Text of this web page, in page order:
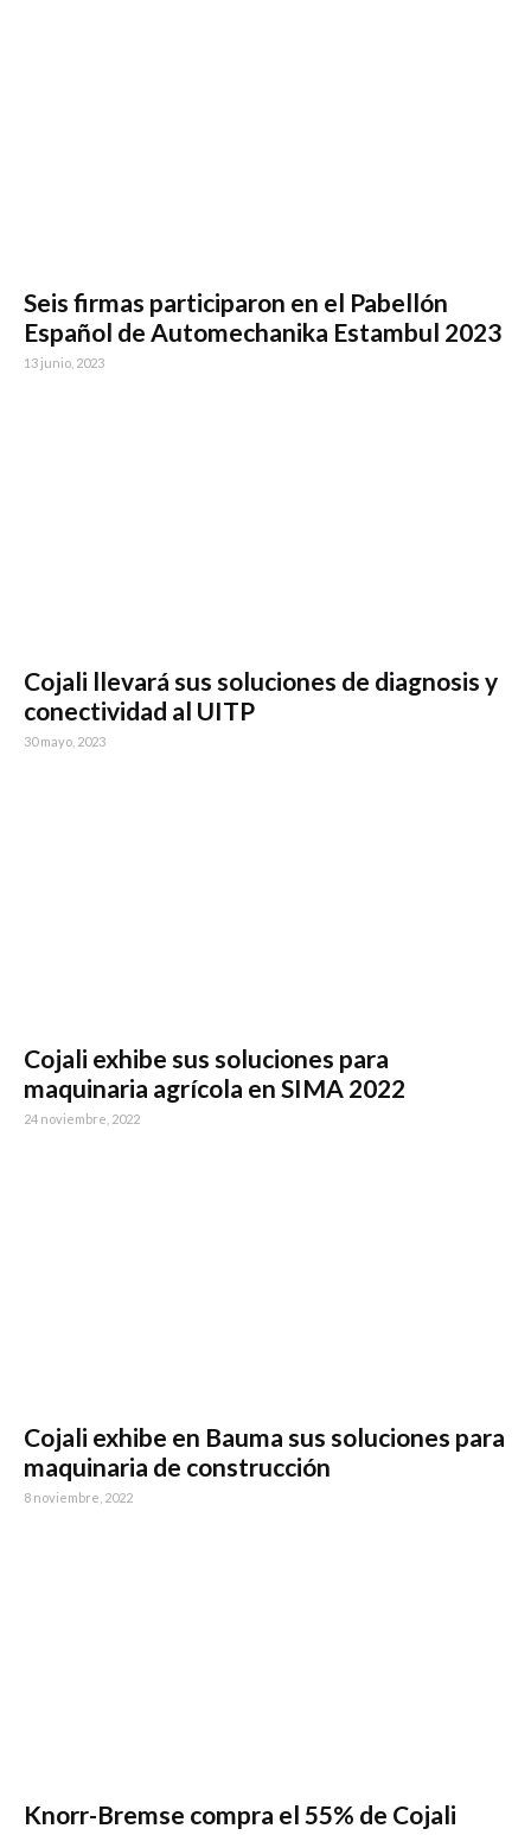
Seis firmas participaron en el Pabellón
Español de Automechanika Estambul 2023
13 junio, 2023
Cojali llevará sus soluciones de diagnosis y
conectividad al UITP
30 mayo, 2023
Cojali exhibe sus soluciones para
maquinaria agrícola en SIMA 2022
24 noviembre, 2022
Cojali exhibe en Bauma sus soluciones para
maquinaria de construcción
8 noviembre, 2022
Knorr-Bremse compra el 55% de Cojali